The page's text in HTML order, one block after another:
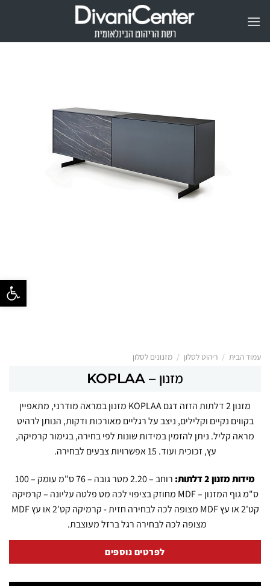
פתח
עמוד הבית / ריהוט לסלון / מזנונים לסלון
מזנון – KOPLAA
מזנון 2 דלתות הזזה דגם KOPLAA מזנון במראה מודרני, מתאפיין
בקווים נקיים וקלילים, ניצב על רגליים מאורכות ודקות, הנותן לרהיט
מראה קליל. ניתן להזמין במידות שונות לפי בחירה, בגימור קרמיקה,
עץ, זכוכית ועוד. 15 אפשרויות צבעים לבחירה.
מידות מזנון 2 דלתות:
רוחב – 2.20 מטר גובה – 76 ס"מ עומק – 100
ס"מ גוף המזנון – MDF מחוזק בציפוי לכה מט פלטה עליונה – קרמיקה
קט'2 או עץ MDF מצופה לכה לבחירה חזית - קרמיקה קט'2 או עץ MDF
מצופה לכה לבחירה רגל ברזל מעוצבת.
לפרטים נוספים